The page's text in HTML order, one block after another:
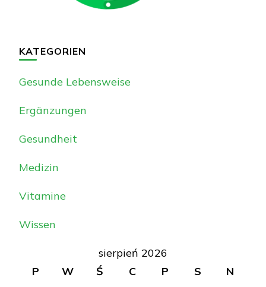
KATEGORIEN
Gesunde Lebensweise
Ergänzungen
Gesundheit
Medizin
Vitamine
Wissen
sierpień 2026
P
W Ś C P S
N